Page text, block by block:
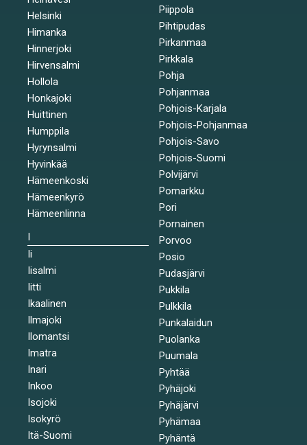
Helsinki
Himanka
Hinnerjoki
Hirvensalmi
Hollola
Honkajoki
Huittinen
Humppila
Hyrynsalmi
Hyvinkää
Hämeenkoski
Hämeenkyrö
Hämeenlinna
I
Ii
Iisalmi
Iitti
Ikaalinen
Ilmajoki
Ilomantsi
Imatra
Inari
Inkoo
Isojoki
Isokyrö
Itä-Suomi
Piippola
Pihtipudas
Pirkanmaa
Pirkkala
Pohja
Pohjanmaa
Pohjois-Karjala
Pohjois-Pohjanmaa
Pohjois-Savo
Pohjois-Suomi
Polvijärvi
Pomarkku
Pori
Pornainen
Porvoo
Posio
Pudasjärvi
Pukkila
Pulkkila
Punkalaidun
Puolanka
Puumala
Pyhtää
Pyhäjoki
Pyhäjärvi
Pyhämaa
Pyhäntä